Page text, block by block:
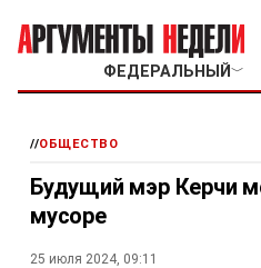
ФЕДЕРАЛЬНЫЙ ﹀
//ОБЩЕСТВО
Будущий мэр Керчи
мусоре
25 июля 2024, 09:11